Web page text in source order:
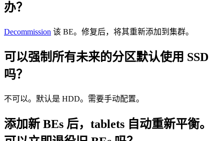
办？
Decommission 该 BE。修复后，将其重新添加到集群。
可以强制所有未来的分区默认使用 SSD
吗？
不可以。默认是 HDD。需要手动配置。
添加新 BEs 后，tablets 自动重新平衡。